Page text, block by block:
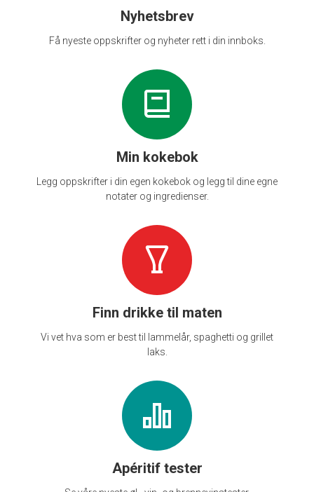
Nyhetsbrev
Få nyeste oppskrifter og nyheter rett i din innboks.
Min kokebok
Legg oppskrifter i din egen kokebok og legg til dine egne
notater og ingredienser.
Finn drikke til maten
Vi vet hva som er best til lammelår, spaghetti og grillet
laks.
Apéritif tester